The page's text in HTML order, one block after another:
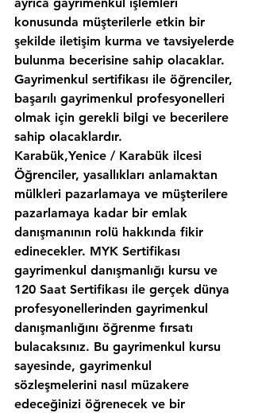
konusunda müşterilerle etkin bir
şekilde iletişim kurma ve tavsiyelerde
bulunma becerisine sahip olacaklar.
Gayrimenkul sertifikası ile öğrenciler,
başarılı gayrimenkul profesyonelleri
olmak için gerekli bilgi ve becerilere
sahip olacaklardır.
Karabük,Yenice / Karabük ilcesi
Öğrenciler, yasallıkları anlamaktan
mülkleri pazarlamaya ve müşterilere
pazarlamaya kadar bir emlak
danışmanının rolü hakkında fikir
edinecekler. MYK Sertifikası
gayrimenkul danışmanlığı kursu ve
120 Saat Sertifikası ile gerçek dünya
profesyonellerinden gayrimenkul
danışmanlığını öğrenme fırsatı
bulacaksınız. Bu gayrimenkul kursu
sayesinde, gayrimenkul
sözleşmelerini nasıl müzakere
edeceğinizi öğrenecek ve bir